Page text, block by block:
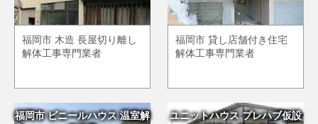
福岡市 木造 長屋切り離し
解体工事専門業者
福岡市 貸し店舗付き住宅
解体工事専門業者
福岡市 ビニールハウス 温室解
ユニットハウス プレハブ仮設